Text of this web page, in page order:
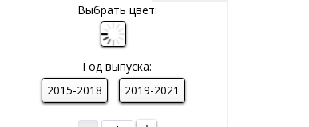
Выбрать цвет:
Год выпуска:
2015-2018
2019-2021